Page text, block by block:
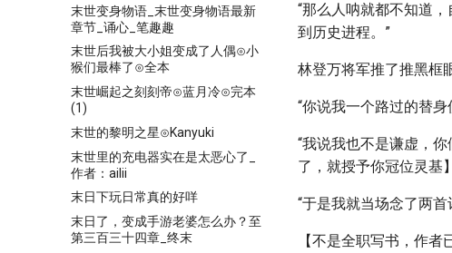
末世变身物语_末世变身物语最新
章节_诵心_笔趣趣
末世后我被大小姐变成了人偶⊙小
猴们最棒了⊙全本
末世崛起之刻刻帝⊙蓝月冷⊙完本
(1)
末世的黎明之星⊙Kanyuki
末世里的充电器实在是太恶心了_
作者：ailii
末日下玩日常真的好咩
末日了，变成手游老婆怎么办？至
第三百三十四章_终末
“那么人呐就都不知道
到历史进程。”
林登万将军推了推黑框
“你说我一个路过的替
“我说我也不是谦虚，
了，就授予你冠位灵基
“于是我就当场念了两首
【不是全职写书，作者